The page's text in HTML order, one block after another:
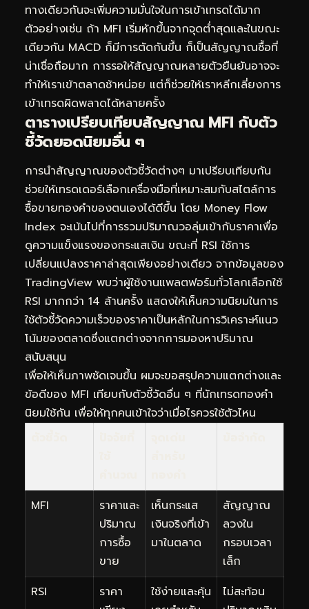
ทางเดียวกันจะเพิ่มความมั่นใจในการเข้าเทรดได้มาก
ตัวอย่างเช่น ถ้า MFI เริ่มหักขึ้นจากจุดต่ำสุดและในขณะ
เดียวกัน MACD ก็มีการตัดกันขึ้น ก็เป็นสัญญาณซื้อที่
น่าเชื่อถือมาก การรอให้สัญญาณหลายตัวยืนยันอาจจะ
ทำให้เราเข้าตลาดช้าหน่อย แต่ก็ช่วยให้เราหลีกเลี่ยงการ
เข้าเทรดผิดพลาดได้หลายครั้ง
ตารางเปรียบเทียบสัญญาณ MFI กับตัว
ชี้วัดยอดนิยมอื่น ๆ
การนำสัญญาณของตัวชี้วัดต่างๆ มาเปรียบเทียบกัน
ช่วยให้เทรดเดอร์เลือกเครื่องมือที่เหมาะสมกับสไตล์การ
ซื้อขายทองคำของตนเองได้ดีขึ้น โดย Money Flow
Index จะเน้นไปที่การรวมปริมาณวอลุ่มเข้ากับราคาเพื่อ
ดูความแข็งแรงของกระแสเงิน ขณะที่ RSI ใช้การ
เปลี่ยนแปลงราคาล่าสุดเพียงอย่างเดียว จากข้อมูลของ
TradingView พบว่าผู้ใช้งานแพลตฟอร์มทั่วโลกเลือกใช้
RSI มากกว่า 14 ล้านครั้ง แสดงให้เห็นความนิยมในการ
ใช้ตัวชี้วัดความเร็วของราคาเป็นหลักในการวิเคราะห์แนว
โน้มของตลาดซึ่งแตกต่างจากการมองหาปริมาณ
สนับสนุน
เพื่อให้เห็นภาพชัดเจนขึ้น ผมจะขอสรุปความแตกต่างและ
ข้อดีของ MFI เทียบกับตัวชี้วัดอื่น ๆ ที่นักเทรดทองคำ
นิยมใช้กัน เพื่อให้ทุกคนเข้าใจว่าเมื่อไรควรใช้ตัวไหน
MFI
ราคาและ
ปริมาณ
การซื้อ
ขาย
เห็นกระแส
เงินจริงที่เข้า
มาในตลาด
สัญญาณ
ลวงใน
กรอบเวลา
เล็ก
RSI
ราคา
ใช้ง่ายและคุ้น
ไม่สะท้อน